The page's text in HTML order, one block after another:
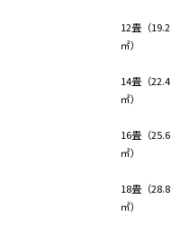
12畳（19.2
㎡）
14畳（22.4
㎡）
16畳（25.6
㎡）
18畳（28.8
㎡）